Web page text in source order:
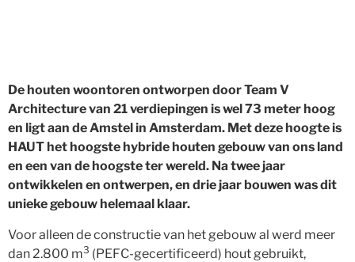
De houten woontoren ontworpen door Team V
Architecture van 21 verdiepingen is wel 73 meter hoog
en ligt aan de Amstel in Amsterdam. Met deze hoogte is
HAUT het hoogste hybride houten gebouw van ons land
en een van de hoogste ter wereld. Na twee jaar
ontwikkelen en ontwerpen, en drie jaar bouwen was dit
unieke gebouw helemaal klaar.
Voor alleen de constructie van het gebouw al werd meer
dan 2.800 m3 (PEFC-gecertificeerd) hout gebruikt,